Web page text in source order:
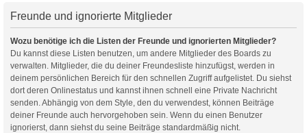
Freunde und ignorierte Mitglieder
Wozu benötige ich die Listen der Freunde und ignorierten Mitglieder?
Du kannst diese Listen benutzen, um andere Mitglieder des Boards zu
verwalten. Mitglieder, die du deiner Freundesliste hinzufügst, werden in
deinem persönlichen Bereich für den schnellen Zugriff aufgelistet. Du siehst
dort deren Onlinestatus und kannst ihnen schnell eine Private Nachricht
senden. Abhängig von dem Style, den du verwendest, können Beiträge
deiner Freunde auch hervorgehoben sein. Wenn du einen Benutzer
ignorierst, dann siehst du seine Beiträge standardmäßig nicht.